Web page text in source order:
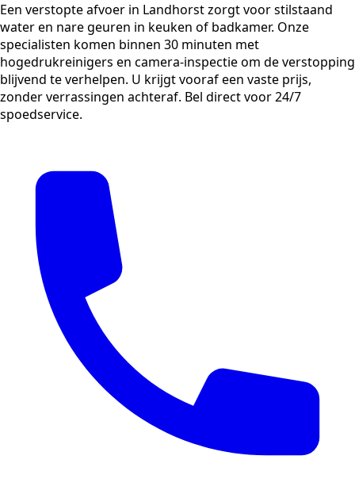
Een verstopte afvoer in Landhorst zorgt voor stilstaand
water en nare geuren in keuken of badkamer. Onze
specialisten komen binnen 30 minuten met
hogedrukreinigers en camera-inspectie om de verstopping
blijvend te verhelpen. U krijgt vooraf een vaste prijs,
zonder verrassingen achteraf. Bel direct voor 24/7
spoedservice.